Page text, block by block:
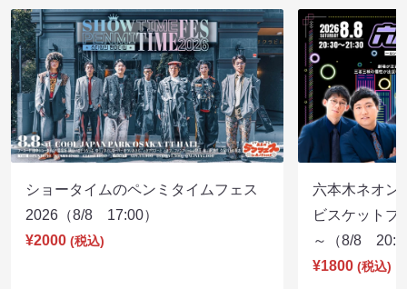
ショータイムのペンミタイムフェス
2026（8/8 17:00）
¥2000 (税込)
六本木ネオン
ビスケットブ
～（8/8
¥1800 (税込)